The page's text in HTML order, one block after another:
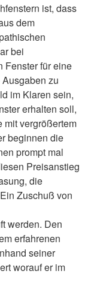
ist, dass
dem
bei
Fenster für eine
zu
im Klaren sein,
erhalten soll,
mit vergrößertem
beginnen die
prompt mal
Preisanstieg
die
Zuschuß von
werden. Den
erfahrenen
seiner
worauf er im